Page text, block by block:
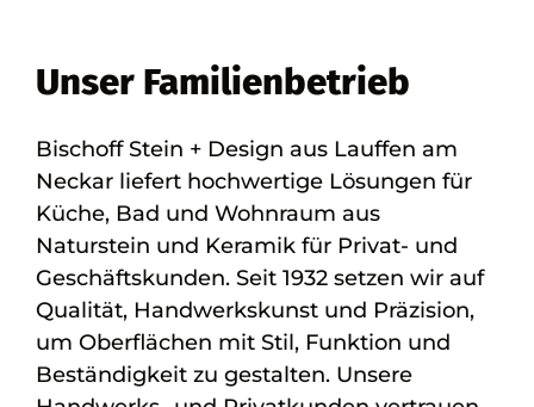
Unser Familienbetrieb
Bischoff Stein + Design aus Lauffen am
Neckar liefert hochwertige Lösungen für
Küche, Bad und Wohnraum aus
Naturstein und Keramik für Privat- und
Geschäftskunden. Seit 1932 setzen wir auf
Qualität, Handwerkskunst und Präzision,
um Oberflächen mit Stil, Funktion und
Beständigkeit zu gestalten. Unsere